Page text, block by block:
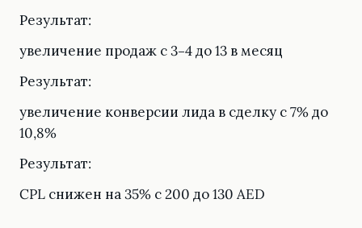
Результат:
увеличение продаж с 3–4 до 13 в месяц
Результат:
увеличение конверсии лида в сделку с 7% до
10,8%
Результат:
CPL снижен на 35% с 200 до 130 AED